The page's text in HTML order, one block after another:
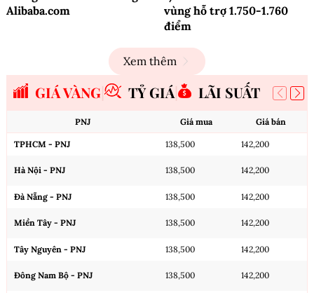
Alibaba.com
vùng hỗ trợ 1.750-1.760
điểm
Xem thêm
GIÁ VÀNG TỶ GIÁ LÃI SUẤT
PNJ Giá mua Giá bán
TPHCM - PNJ 138,500 142,200
Hà Nội - PNJ 138,500 142,200
Đà Nẵng - PNJ 138,500 142,200
Miền Tây - PNJ 138,500 142,200
Tây Nguyên - PNJ 138,500 142,200
Đông Nam Bộ - PNJ 138,500 142,200